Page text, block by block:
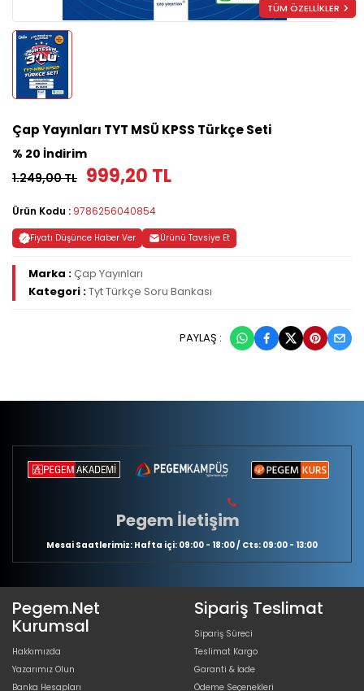
TÜM ÖZELLİKLER
Çap Yayınları TYT MSÜ KPSS Türkçe Seti
% 20 İndirim
1.249,00 TL 999,20 TL
Ürün Kodu : 9786256040854
Fiyatı Düşünce Haber Ver Ürünü Tavsiye Et
Marka :Çap Yayınları
Kategori :Tyt Türkçe Soru Bankası
PAYLAŞ :
Pegem İletişim
Mesai Saatlerimiz: Hafta içi: 09:00 - 18:00 / Cts: 09:00 - 13:00
Pegem.Net
Kurumsal
Hakkımızda
Yazarımız Olun
Banka Hesapları
Sipariş Teslimat
Sipariş Süreci
Teslimat Kargo
Garanti & İade
Ödeme Seçenekleri